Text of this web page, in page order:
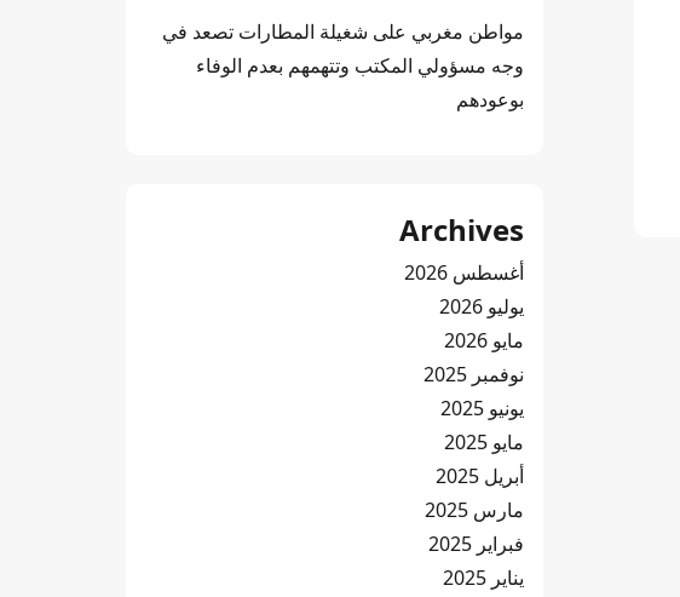
مواطن مغربي على شغيلة المطارات تصعد في
وجه مسؤولي المكتب وتتهمهم بعدم الوفاء
بوعودهم
Archives
أغسطس 2026
يوليو 2026
مايو 2026
نوفمبر 2025
يونيو 2025
مايو 2025
أبريل 2025
مارس 2025
فبراير 2025
يناير 2025